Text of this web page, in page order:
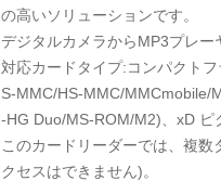
の高いソリューションです。
デジタルカメラからMP3プレー
対応カードタイプ:コンパクト
S-MMC/HS-MMC/MMCmobile/
-HG Duo/MS-ROM/M2)、xD ピ
このカードリーダーでは、複
クセスはできません)。